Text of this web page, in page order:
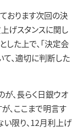
おります次回の決
げスタンスに関し
した上で、「決定会
て、適切に判断した
が、長らく日銀ウオ
、ここまで明言す
限り、12月利上げ